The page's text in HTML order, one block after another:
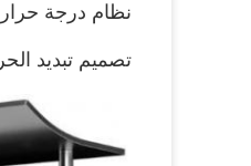
نظام درجة
تصميم تبديد